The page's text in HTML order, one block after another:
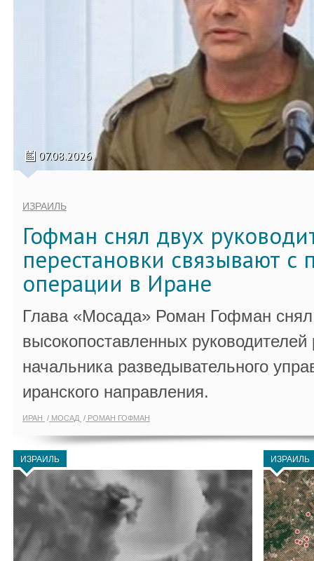
07.08.2026
ИЗРАИЛЬ
Гофман снял двух
перестановки связывают с
операции в Иране
Глава «Мосада» Роман Гофман снял
высокопоставленных
начальника разведывательного
иранского направления.
ИРАН МОСАД РОМАН ГОФМАН
ИЗРАИЛЬ ИЗРАИЛЬ